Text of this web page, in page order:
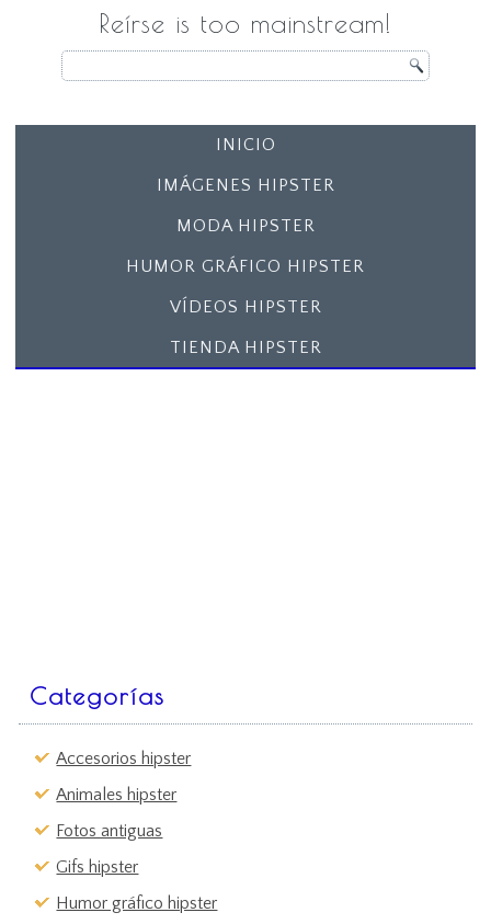
Reírse is too mainstream!
INICIO
IMÁGENES HIPSTER
MODA HIPSTER
HUMOR GRÁFICO HIPSTER
VÍDEOS HIPSTER
TIENDA HIPSTER
Categorías
Accesorios hipster
Animales hipster
Fotos antiguas
Gifs hipster
Humor gráfico hipster